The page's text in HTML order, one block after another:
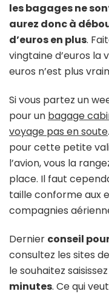
les bagages ne
aurez donc à
d’euros en plus.
vingtaine d’euros la
euros n’est plus
Si vous partez un
pour un bagage
voyage pas en soute
pour cette petite
l’avion, vous la
place. Il faut
taille conforme aux
compagnies
Dernier conseil
consultez les sites
le souhaitez
minutes. Ce qui